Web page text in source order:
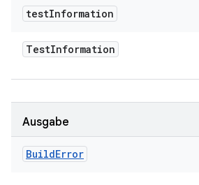
testInformation
TestInformation
Ausgabe
BuildError